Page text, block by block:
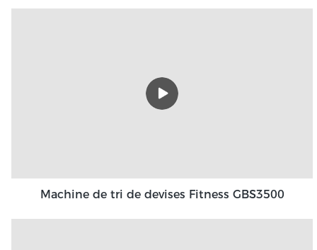
Machine de tri de devises Fitness GBS3500